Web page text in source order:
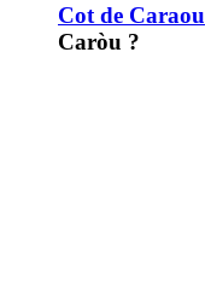
Cot de Caraou
Caròu ?